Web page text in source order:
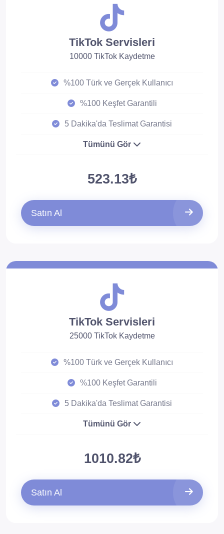
TikTok Servisleri
10000 TikTok Kaydetme
%100 Türk ve Gerçek Kullanıcı
%100 Keşfet Garantili
5 Dakika'da Teslimat Garantisi
Tümünü Gör
523.13₺
Satın Al
TikTok Servisleri
25000 TikTok Kaydetme
%100 Türk ve Gerçek Kullanıcı
%100 Keşfet Garantili
5 Dakika'da Teslimat Garantisi
Tümünü Gör
1010.82₺
Satın Al